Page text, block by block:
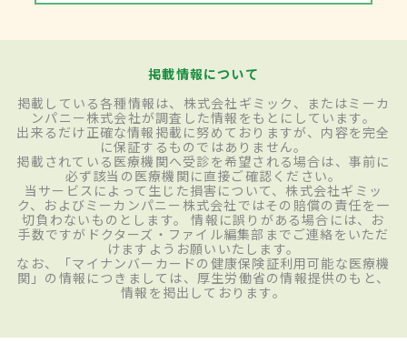
掲載情報について
掲載している各種情報は、株式会社ギミック、またはミーカ
ンパニー株式会社が調査した情報をもとにしています。
出来るだけ正確な情報掲載に努めておりますが、内容を完全
に保証するものではありません。
掲載されている医療機関へ受診を希望される場合は、事前に
必ず該当の医療機関に直接ご確認ください。
当サービスによって生じた損害について、株式会社ギミッ
ク、およびミーカンパニー株式会社ではその賠償の責任を一
切負わないものとします。 情報に誤りがある場合には、お
手数ですがドクターズ・ファイル編集部までご連絡をいただ
けますようお願いいたします。
なお、「マイナンバーカードの健康保険証利用可能な医療機
関」の情報につきましては、厚生労働省の情報提供のもと、
情報を掲出しております。